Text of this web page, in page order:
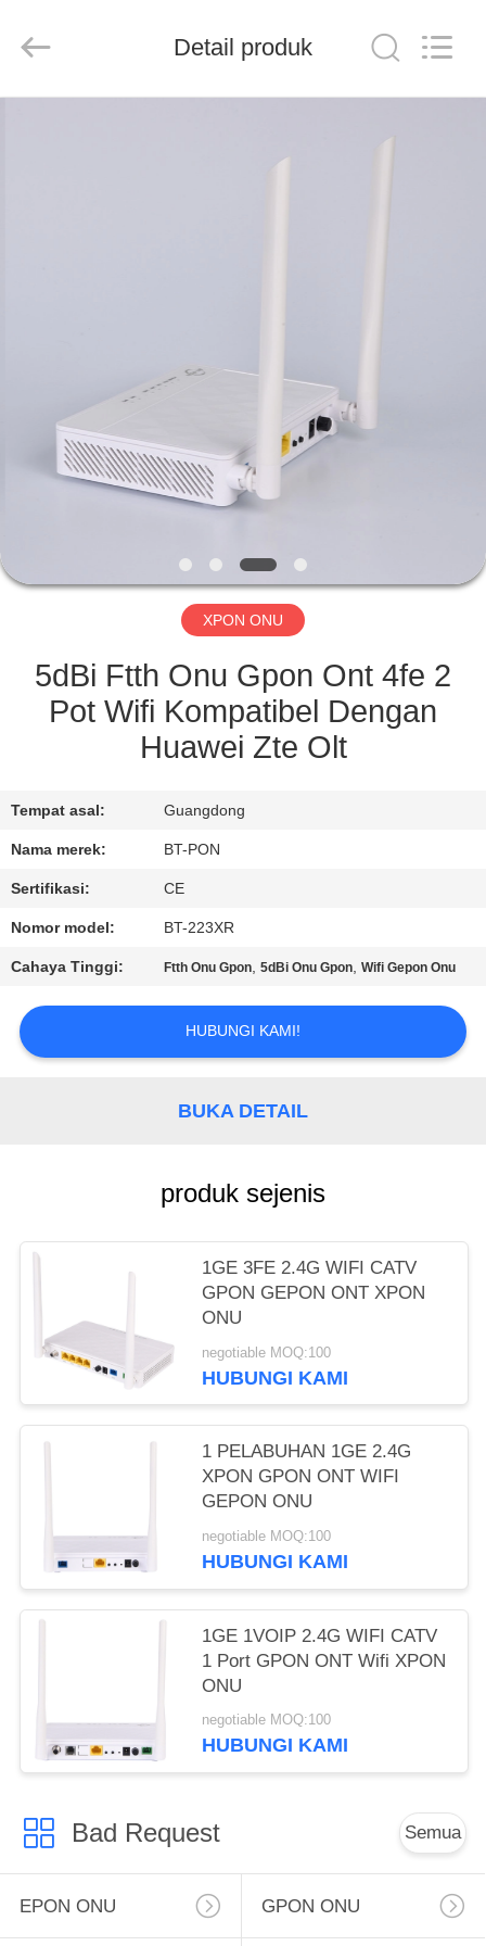
KONTROL
KUALITAS
HUBUNGI
KAMI
PERMINTAAN
PENAWARAN
PRIVACY
POLICY
Ltd..
Detail produk
XPON ONU
5dBi Ftth Onu Gpon Ont 4fe 2
Pot Wifi Kompatibel Dengan
Huawei Zte Olt
Tempat asal: Guangdong
Nama merek: BT-PON
Sertifikasi: CE
Nomor model: BT-223XR
Cahaya Tinggi: Ftth Onu Gpon,5dBi Onu Gpon,Wifi Gepon Onu
HUBUNGI KAMI!
BUKA DETAIL
produk sejenis
1GE 3FE 2.4G WIFI CATV
GPON GEPON ONT XPON
ONU
negotiable MOQ:100
HUBUNGI KAMI
1 PELABUHAN 1GE 2.4G
XPON GPON ONT WIFI
GEPON ONU
negotiable MOQ:100
HUBUNGI KAMI
1GE 1VOIP 2.4G WIFI CATV
1 Port GPON ONT Wifi XPON
ONU
negotiable MOQ:100
HUBUNGI KAMI
Bad Request Semua
EPON ONU GPON ONU